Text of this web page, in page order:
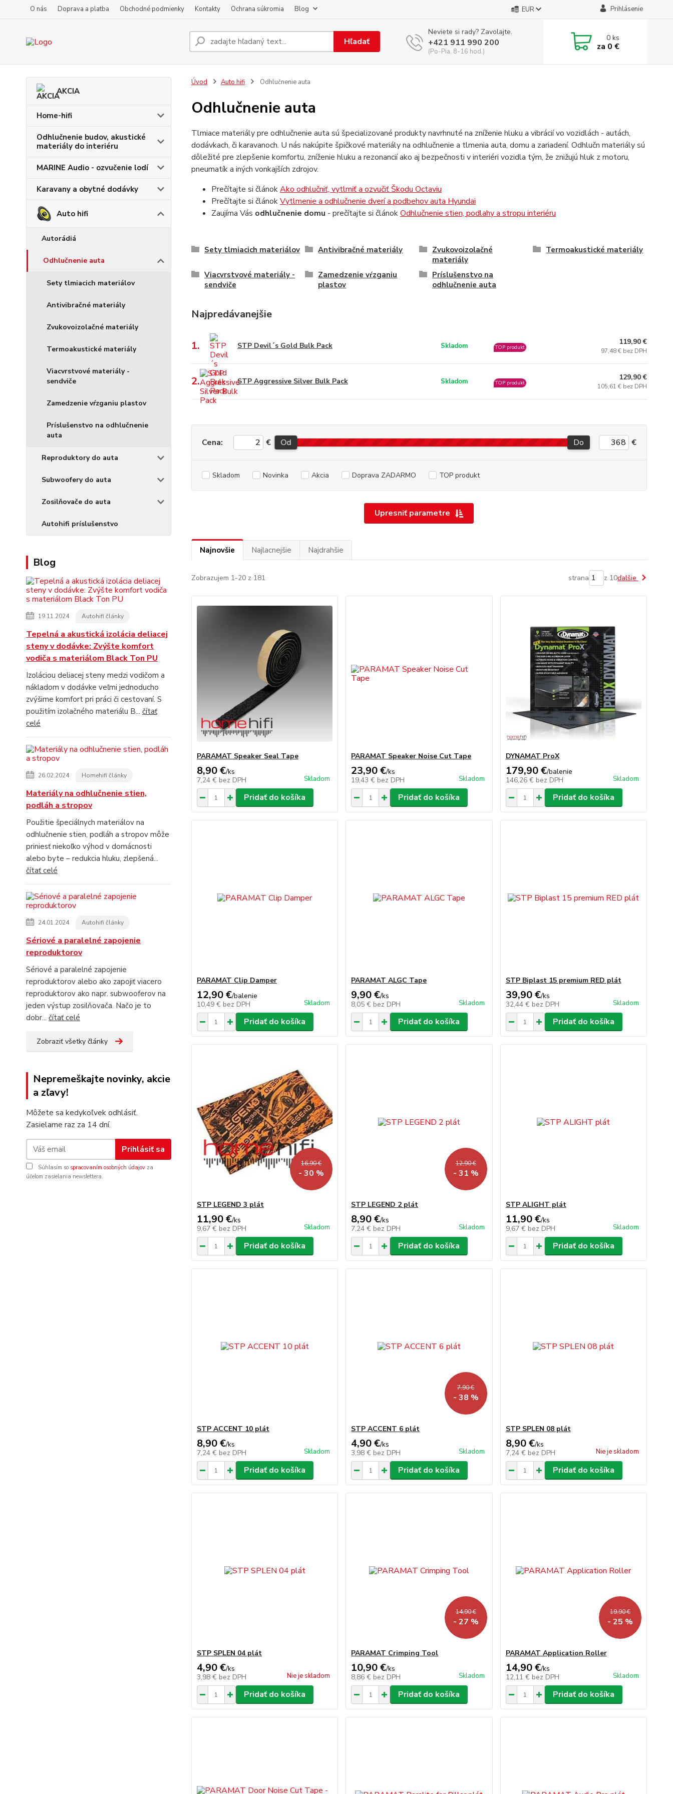
O nás Doprava a platba Obchodné podmienky Kontakty Ochrana súkromia Blog EUR Prihlásenie
Hľadať
Neviete si rady? Zavolajte.
+421 911 990 200
(Po-Pia, 8-16 hod.)
0ks
za 0 €
AKCIA
Home-hifi
Odhlučnenie budov, akustické
materiály do interiéru
MARINE Audio - ozvučenie lodí
Karavany a obytné dodávky
Auto hifi
Autorádiá
Odhlučnenie auta
Sety tlmiacich materiálov
Antivibračné materiály
Zvukovoizolačné materiály
Termoakustické materiály
Viacvrstvové materiály -
sendviče
Zamedzenie vŕzganiu plastov
Príslušenstvo na odhlučnenie
auta
Reproduktory do auta
Subwoofery do auta
Zosilňovače do auta
Autohifi príslušenstvo
Blog
19.11.2024 Autohifi články
Tepelná a akustická izolácia deliacej
steny v dodávke: Zvýšte komfort
vodiča s materiálom Black Ton PU
Izoláciou deliacej steny medzi vodičom a
nákladom v dodávke veľmi jednoducho
zvýšime komfort pri práci či cestovaní. S
použitím izolačného materiálu B... čítať
celé
26.02.2024 Homehifi články
Materiály na odhlučnenie stien,
podláh a stropov
Použitie špeciálnych materiálov na
odhlučnenie stien, podláh a stropov môže
priniesť niekoľko výhod v domácnosti
alebo byte – redukcia hluku, zlepšená...
čítať celé
24.01.2024 Autohifi články
Sériové a paralelné zapojenie
reproduktorov
Sériové a paralelné zapojenie
reproduktorov alebo ako zapojiť viacero
reproduktorov ako napr. subwooferov na
jeden výstup zosilňovača. Načo je to
dobr... čítať celé
Zobraziť všetky články
Nepremeškajte novinky, akcie
a zľavy!
Môžete sa kedykoľvek odhlásiť.
Zasielame raz za 14 dní.
Prihlásiť sa
Súhlasím so spracovaním osobných údajov za
účelom zasielania newslettera.
Úvod Auto hifi Odhlučnenie auta
Odhlučnenie auta
Tlmiace materiály pre odhlučnenie auta sú špecializované produkty navrhnuté na zníženie hluku a vibrácií vo vozidlách - autách,
dodávkach, či karavanoch. U nás nakúpite špičkové materiály na odhlučnenie a tlmenia auta, domu a zariadení. Odhlučn materiály sú
dôležité pre zlepšenie komfortu, zníženie hluku a rezonancií ako aj bezpečnosti v interiéri vozidla tým, že znižujú hluk z motoru,
pneumatík a iných vonkajších zdrojov.
Prečítajte si článokAko odhlučniť, vytlmiť a ozvučiť Škodu Octaviu
Prečítajte si článokVytlmenie a odhlučnenie dverí a podbehov auta Hyundai
Zaujíma Vás odhlučnenie domu - prečítajte si článokOdhlučnenie stien, podlahy a stropu interiéru
Sety tlmiacich materiálov Antivibračné materiály
Zvukovoizolačné
materiály
Termoakustické materiály
Viacvrstvové materiály -
sendviče
Zamedzenie vŕzganiu
plastov
Príslušenstvo na
odhlučnenie auta
Najpredávanejšie
1. STP Devil´s Gold Bulk Pack Skladom TOP produkt
119,90 €
97,48 € bez DPH
2. STP Aggressive Silver Bulk Pack Skladom TOP produkt
129,90 €
105,61 € bez DPH
Upresniť parametre
Cena: € Od Do €
Skladom Novinka Akcia Doprava ZADARMO TOP produkt
Najnovšie Najlacnejšie Najdrahšie
Zobrazujem 1-20 z 181 strana z 10ďalšie
PARAMAT Speaker Seal Tape
8,90 €/ks
7,24 € bez DPH Skladom
Pridať do košíka
PARAMAT Speaker Noise Cut Tape
23,90 €/ks
19,43 € bez DPH Skladom
Pridať do košíka
DYNAMAT ProX
179,90 €/balenie
146,26 € bez DPH Skladom
Pridať do košíka
PARAMAT Clip Damper
12,90 €/balenie
10,49 € bez DPH Skladom
Pridať do košíka
PARAMAT ALGC Tape
9,90 €/ks
8,05 € bez DPH Skladom
Pridať do košíka
STP Biplast 15 premium RED plát
39,90 €/ks
32,44 € bez DPH Skladom
Pridať do košíka
16,90 €
- 30 %
STP LEGEND 3 plát
11,90 €/ks
9,67 € bez DPH Skladom
Pridať do košíka
12,90 €
- 31 %
STP LEGEND 2 plát
8,90 €/ks
7,24 € bez DPH Skladom
Pridať do košíka
STP ALIGHT plát
11,90 €/ks
9,67 € bez DPH Skladom
Pridať do košíka
STP ACCENT 10 plát
8,90 €/ks
7,24 € bez DPH Skladom
Pridať do košíka
7,90 €
- 38 %
STP ACCENT 6 plát
4,90 €/ks
3,98 € bez DPH Skladom
Pridať do košíka
STP SPLEN 08 plát
8,90 €/ks
7,24 € bez DPH Nie je skladom
Pridať do košíka
STP SPLEN 04 plát
4,90 €/ks
3,98 € bez DPH Nie je skladom
Pridať do košíka
14,90 €
- 27 %
PARAMAT Crimping Tool
10,90 €/ks
8,86 € bez DPH Skladom
Pridať do košíka
19,90 €
- 25 %
PARAMAT Application Roller
14,90 €/ks
12,11 € bez DPH Skladom
Pridať do košíka